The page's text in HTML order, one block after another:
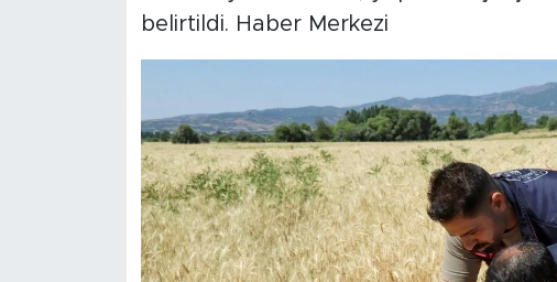
belirtildi. Haber Merkezi